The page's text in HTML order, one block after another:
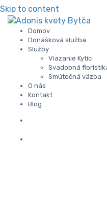
Skip to content
Domov
Donášková služba
Služby
Viazanie Kytíc
Svadobná
Smútočná väzba
O nás
Kontakt
Blog